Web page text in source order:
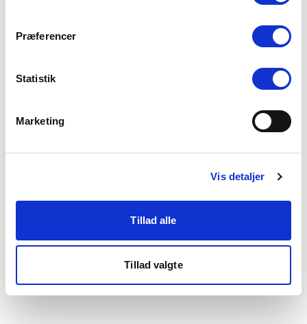
"Detaljer" eller ved at klikke videre til vores Cookiepolitik,
Præferencer
Statistik
Marketing
Vis detaljer
Tillad alle
Tillad valgte